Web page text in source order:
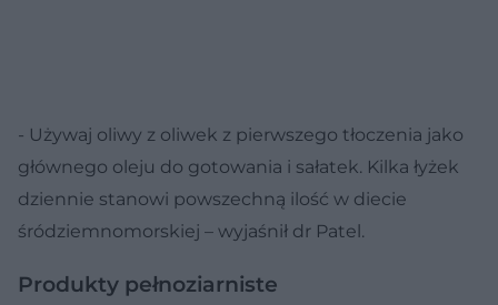
- Używaj oliwy z oliwek z pierwszego tłoczenia jako
głównego oleju do gotowania i sałatek. Kilka łyżek
dziennie stanowi powszechną ilość w diecie
śródziemnomorskiej – wyjaśnił dr Patel.
Produkty pełnoziarniste